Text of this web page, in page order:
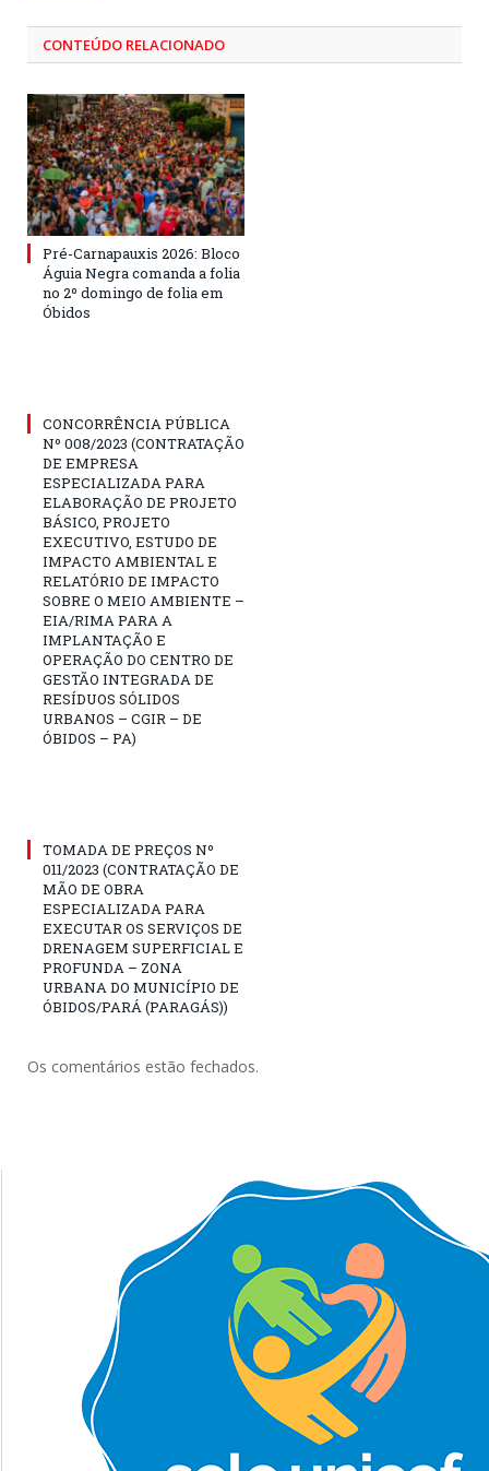
CONTEÚDO RELACIONADO
Pré-Carnapauxis 2026: Bloco
Águia Negra comanda a folia
no 2º domingo de folia em
Óbidos
CONCORRÊNCIA PÚBLICA
Nº 008/2023 (CONTRATAÇÃO
DE EMPRESA
ESPECIALIZADA PARA
ELABORAÇÃO DE PROJETO
BÁSICO, PROJETO
EXECUTIVO, ESTUDO DE
IMPACTO AMBIENTAL E
RELATÓRIO DE IMPACTO
SOBRE O MEIO AMBIENTE –
EIA/RIMA PARA A
IMPLANTAÇÃO E
OPERAÇÃO DO CENTRO DE
GESTÃO INTEGRADA DE
RESÍDUOS SÓLIDOS
URBANOS – CGIR – DE
ÓBIDOS – PA)
TOMADA DE PREÇOS Nº
011/2023 (CONTRATAÇÃO DE
MÃO DE OBRA
ESPECIALIZADA PARA
EXECUTAR OS SERVIÇOS DE
DRENAGEM SUPERFICIAL E
PROFUNDA – ZONA
URBANA DO MUNICÍPIO DE
ÓBIDOS/PARÁ (PARAGÁS))
Os comentários estão fechados.